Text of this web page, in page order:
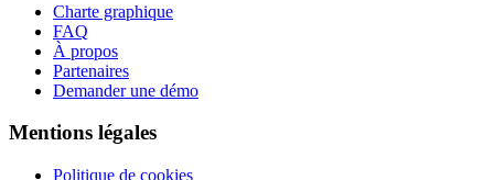
Charte graphique
FAQ
À propos
Partenaires
Demander une démo
Mentions légales
Politique de cookies